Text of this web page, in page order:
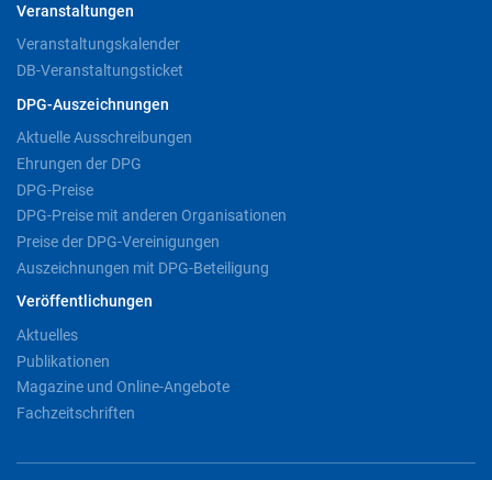
Veranstaltungen
Veranstaltungskalender
DB-Veranstaltungsticket
DPG-Auszeichnungen
Aktuelle Ausschreibungen
Ehrungen der DPG
DPG-Preise
DPG-Preise mit anderen Organisationen
Preise der DPG-Vereinigungen
Auszeichnungen mit DPG-Beteiligung
Veröffentlichungen
Aktuelles
Publikationen
Magazine und Online-Angebote
Fachzeitschriften